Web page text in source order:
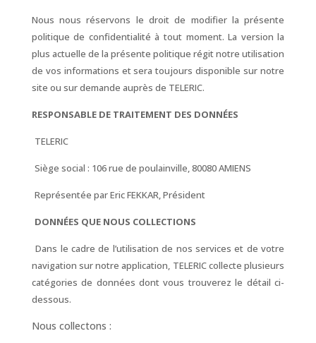
Nous nous réservons le droit de modifier la présente
politique de confidentialité à tout moment. La version la
plus actuelle de la présente politique régit notre utilisation
de vos informations et sera toujours disponible sur notre
site ou sur demande auprès de TELERIC.
RESPONSABLE DE TRAITEMENT DES DONNÉES
TELERIC
Siège social : 106 rue de poulainville, 80080 AMIENS
Représentée par Eric FEKKAR, Président
DONNÉES QUE NOUS COLLECTIONS
Dans le cadre de l’utilisation de nos services et de votre
navigation sur notre application, TELERIC collecte plusieurs
catégories de données dont vous trouverez le détail ci-
dessous.
Nous collectons :